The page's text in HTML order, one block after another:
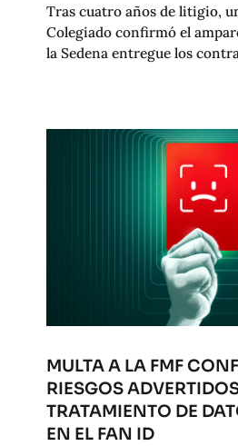
Tras cuatro años de litigio,
Colegiado confirmó el
la Sedena entregue los
MULTA A LA FMF
RIESGOS
TRATAMIENTO DE
EN EL FAN ID